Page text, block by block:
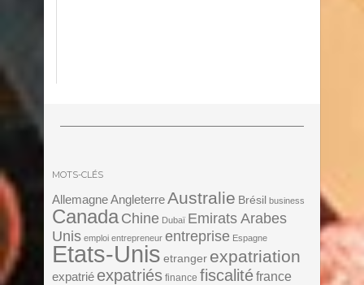
MOTS-CLÉS
Allemagne AngleterreAustralie Brésil business
Canada Chine Dubaï Emirats Arabes
Unis emploi entrepreneur entreprise Espagne
Etats-Unis etranger expatriation
expatrié expatriés finance fiscalitéfrance